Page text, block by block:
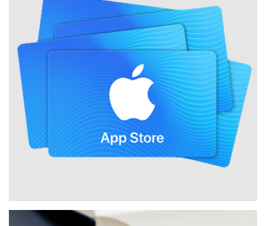
券、满减券；违章查询/交罚代缴；洗车券…
游戏会员